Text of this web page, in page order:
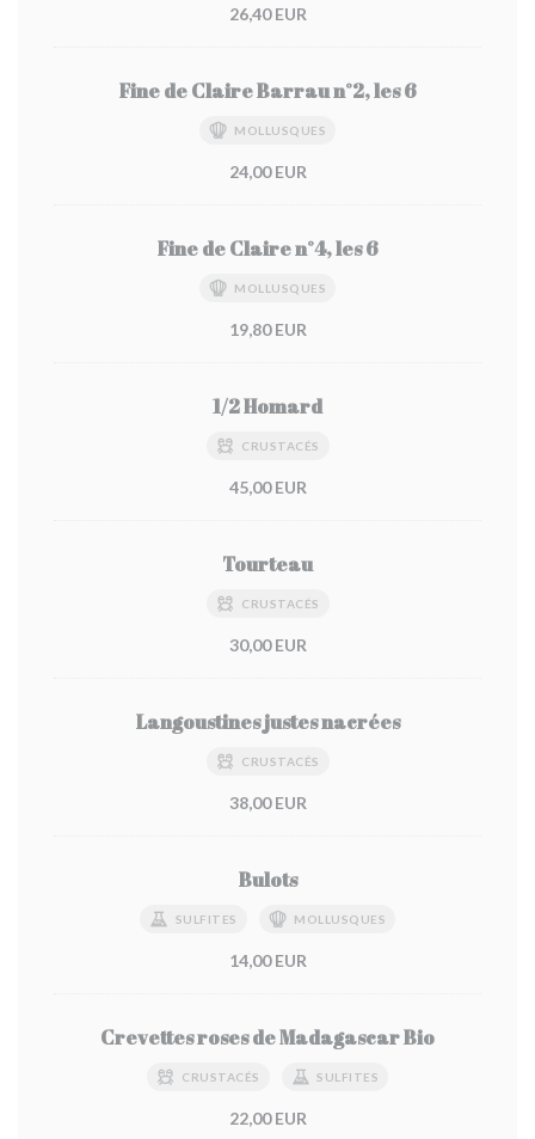
26,40 EUR
Fine de Claire Barrau n°2, les 6
MOLLUSQUES
24,00 EUR
Fine de Claire n°4, les 6
MOLLUSQUES
19,80 EUR
1/2 Homard
CRUSTACÉS
45,00 EUR
Tourteau
CRUSTACÉS
30,00 EUR
Langoustines justes nacrées
CRUSTACÉS
38,00 EUR
Bulots
SULFITES MOLLUSQUES
14,00 EUR
Crevettes roses de Madagascar Bio
CRUSTACÉS SULFITES
22,00 EUR